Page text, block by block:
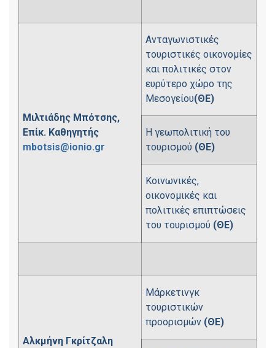
Μιλτιάδης Μπότσης,
Επίκ. Καθηγητής
mbotsis@ionio.gr
Ανταγωνιστικές
τουριστικές οικονομίες
και πολιτικές στον
ευρύτερο χώρο της
Μεσογείου(ΘΕ)
Η γεωπολιτική του
τουρισμού (ΘΕ)
Κοινωνικές,
οικονομικές και
πολιτικές επιπτώσεις
του τουρισμού (ΘΕ)
Αλκμήνη Γκρίτζαλη
Μάρκετινγκ
τουριστικών
προορισμών (ΘΕ)